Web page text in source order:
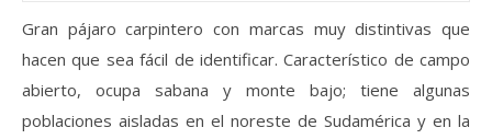
Gran pájaro carpintero con marcas muy distintivas que
hacen que sea fácil de identificar. Característico de campo
abierto, ocupa sabana y monte bajo; tiene algunas
poblaciones aisladas en el noreste de Sudamérica y en la